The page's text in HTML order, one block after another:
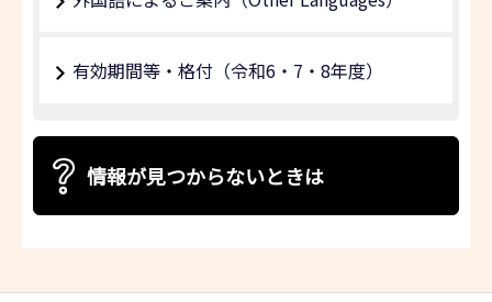
有効期間等・格付（令和6・7・8年度）
情報が見つからないときは